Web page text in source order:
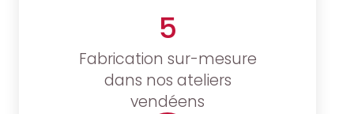
5
Fabrication sur-mesure
dans nos ateliers
vendéens